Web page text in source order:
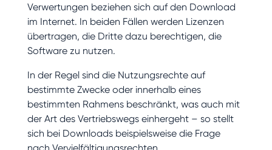
Verwertungen beziehen sich auf den Download
im Internet. In beiden Fällen werden Lizenzen
übertragen, die Dritte dazu berechtigen, die
Software zu nutzen.
In der Regel sind die Nutzungsrechte auf
bestimmte Zwecke oder innerhalb eines
bestimmten Rahmens beschränkt, was auch mit
der Art des Vertriebswegs einhergeht – so stellt
sich bei Downloads beispielsweise die Frage